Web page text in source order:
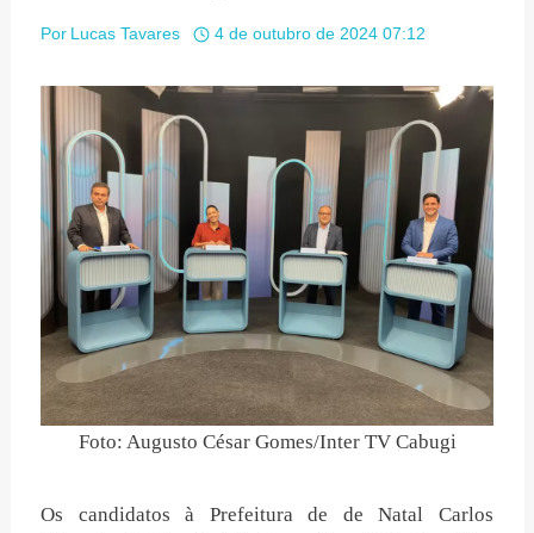
Por Lucas Tavares 4 de outubro de 2024 07:12
Foto: Augusto César Gomes/Inter TV Cabugi
Os candidatos à Prefeitura de de Natal Carlos